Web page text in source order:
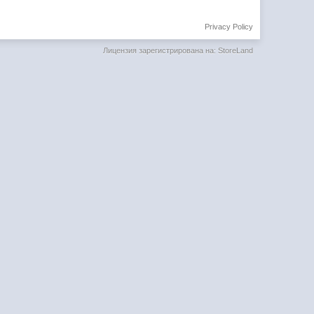
Privacy Policy
Лицензия зарегистрирована на: StoreLand